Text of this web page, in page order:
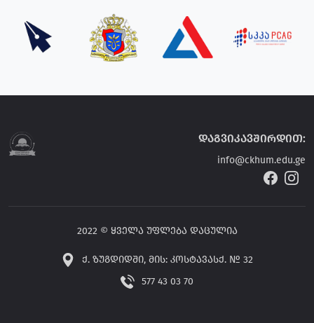
დაგვიკავშირდით:
info@ckhum.edu.ge
2022 © ყველა უფლება დაცულია
ქ. ზუგდიდში, მის: კოსტავასქ. № 32
577 43 03 70